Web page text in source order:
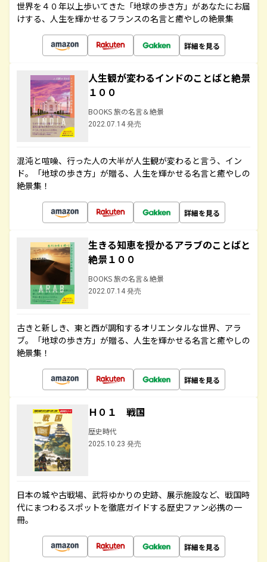
世界を４０年以上歩いてきた「地球の歩き方」があなたにお届
けする、人生を輝かせるフランスの名言と癒やしの絶景集
詳細を見る
人生観が変わるインドのことばと絶景
１００
BOOKS 旅の名言＆絶景
2022.07.14 発売
混沌と喧噪、行った人の大半が人生観が変わると言う、イン
ド。「地球の歩き方」が贈る、人生を輝かせる名言と癒やしの
絶景集！
詳細を見る
生きる知恵を授かるアラブのことばと
絶景１００
BOOKS 旅の名言＆絶景
2022.07.14 発売
古きと新しき、東と西が調和するオリエンタルな世界、アラ
ブ。「地球の歩き方」が贈る、人生を輝かせる名言と癒やしの
絶景集！
詳細を見る
Ｈ０１ 戦国
歴史時代
2025.10.23 発売
日本の城や古戦場、武将ゆかりの史跡、展示施設など、戦国時
代にまつわるスポットを徹底ガイドする歴史ファン必携の一
冊。
詳細を見る